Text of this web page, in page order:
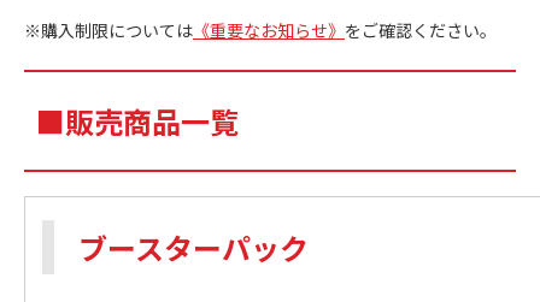
※購入制限については 《重要なお知らせ》 をご確認ください。
■販売商品一覧
ブースターパック